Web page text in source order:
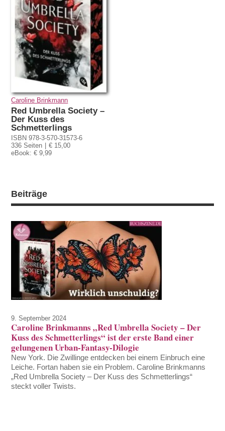
Caroline Brinkmann
Red Umbrella Society –
Der Kuss des
Schmetterlings
ISBN 978-3-570-31573-6
336 Seiten
€ 15,00
eBook: € 9,99
Beiträge
9. September 2024
Caroline Brinkmanns „Red Umbrella Society – Der
Kuss des Schmetterlings“ ist der erste Band einer
gelungenen Urban-Fantasy-Dilogie
New York. Die Zwillinge entdecken bei einem Einbruch eine
Leiche. Fortan haben sie ein Problem. Caroline Brinkmanns
„Red Umbrella Society – Der Kuss des Schmetterlings“
steckt voller Twists.